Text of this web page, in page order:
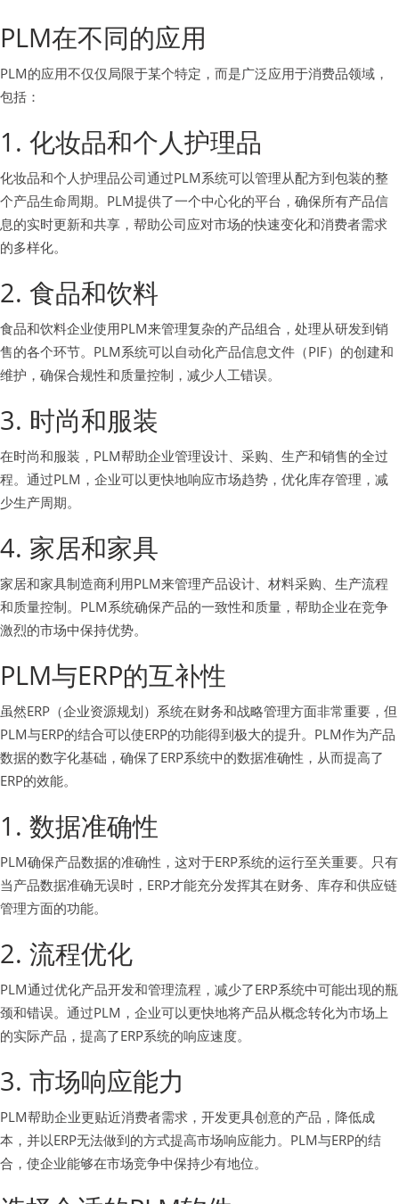
PLM在不同的应用
PLM的应用不仅仅局限于某个特定，而是广泛应用于消费品领域，
包括：
1. 化妆品和个人护理品
化妆品和个人护理品公司通过PLM系统可以管理从配方到包装的整
个产品生命周期。PLM提供了一个中心化的平台，确保所有产品信
息的实时更新和共享，帮助公司应对市场的快速变化和消费者需求
的多样化。
2. 食品和饮料
食品和饮料企业使用PLM来管理复杂的产品组合，处理从研发到销
售的各个环节。PLM系统可以自动化产品信息文件（PIF）的创建和
维护，确保合规性和质量控制，减少人工错误。
3. 时尚和服装
在时尚和服装，PLM帮助企业管理设计、采购、生产和销售的全过
程。通过PLM，企业可以更快地响应市场趋势，优化库存管理，减
少生产周期。
4. 家居和家具
家居和家具制造商利用PLM来管理产品设计、材料采购、生产流程
和质量控制。PLM系统确保产品的一致性和质量，帮助企业在竞争
激烈的市场中保持优势。
PLM与ERP的互补性
虽然ERP（企业资源规划）系统在财务和战略管理方面非常重要，但
PLM与ERP的结合可以使ERP的功能得到极大的提升。PLM作为产品
数据的数字化基础，确保了ERP系统中的数据准确性，从而提高了
ERP的效能。
1. 数据准确性
PLM确保产品数据的准确性，这对于ERP系统的运行至关重要。只有
当产品数据准确无误时，ERP才能充分发挥其在财务、库存和供应链
管理方面的功能。
2. 流程优化
PLM通过优化产品开发和管理流程，减少了ERP系统中可能出现的瓶
颈和错误。通过PLM，企业可以更快地将产品从概念转化为市场上
的实际产品，提高了ERP系统的响应速度。
3. 市场响应能力
PLM帮助企业更贴近消费者需求，开发更具创意的产品，降低成
本，并以ERP无法做到的方式提高市场响应能力。PLM与ERP的结
合，使企业能够在市场竞争中保持少有地位。